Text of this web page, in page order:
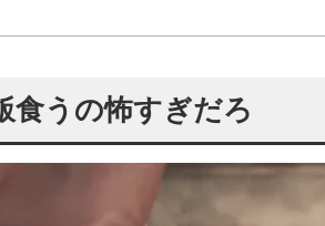
食うの怖すぎだろ